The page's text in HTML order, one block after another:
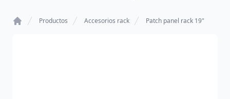
Productos Accesorios rack Patch panel rack 19"